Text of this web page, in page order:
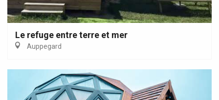
Le refuge entre terre et mer
Auppegard